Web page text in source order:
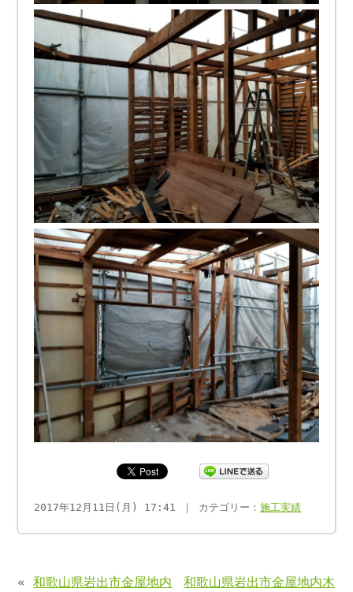
2017年12月11日(月) 17:41 ｜ カテゴリー：施工実績
«和歌山県岩出市金屋地内
和歌山県岩出市金屋地内木